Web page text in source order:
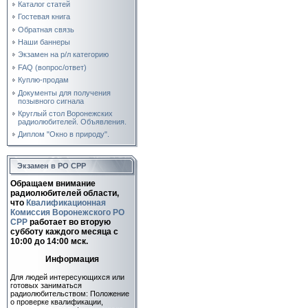
Каталог статей
Гостевая книга
Обратная связь
Наши баннеры
Экзамен на р/л категорию
FAQ (вопрос/ответ)
Куплю-продам
Документы для получения
позывного сигнала
Круглый стол Воронежских
радиолюбителей. Объявления.
Диплом "Окно в природу".
Экзамен в РО СРР
Обращаем внимание
радиолюбителей области,
что Квалификационная
Комиссия Воронежского РО
СРР работает во вторую
субботу каждого месяца c
10:00 до 14:00 мск.
Информация
Для людей интересующихся или
готовых заниматься
радиолюбительством: Положение
о проверке квалификации,